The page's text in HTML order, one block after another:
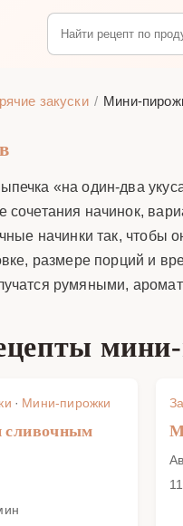
закуски Мини-
«на один-два
сочетания начинок,
начинки так, чтобы
размере порций и
румяными,
· Мини-пирожки
сливочным